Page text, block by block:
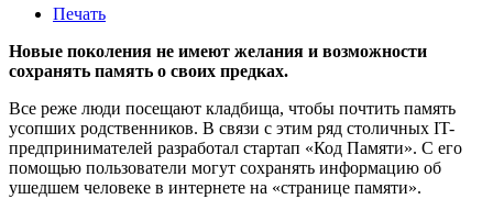
Печать
Новые поколения не имеют желания и возможности
сохранять память о своих предках.
Все реже люди посещают кладбища, чтобы почтить память
усопших родственников. В связи с этим ряд столичных IT-
предпринимателей разработал стартап «Код Памяти». С его
помощью пользователи могут сохранять информацию об
ушедшем человеке в интернете на «странице памяти».